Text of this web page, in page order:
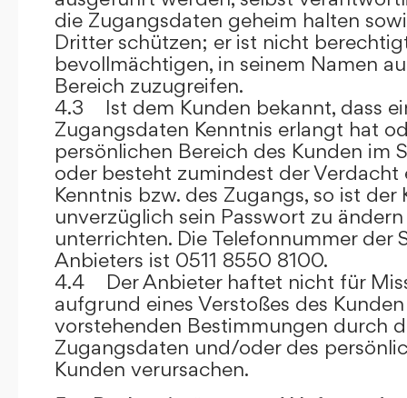
die Zugangsdaten geheim halten
Dritter schützen; er ist nicht
bevollmächtigen, in seinem Namen
Bereich zuzugreifen.
4.3 Ist dem Kunden bekannt, dass
Zugangsdaten Kenntnis erlangt hat
persönlichen Bereich des Kunden im
oder besteht zumindest der Verdacht
Kenntnis bzw. des Zugangs, so ist
unverzüglich sein Passwort zu
unterrichten. Die Telefonnummer der
Anbieters ist 0511 8550 8100.
4.4 Der Anbieter haftet nicht für
aufgrund eines Verstoßes des
vorstehenden Bestimmungen durch
Zugangsdaten und/oder des
Kunden verursachen.